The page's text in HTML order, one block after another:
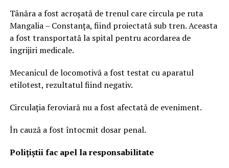
Tânăra a fost acroșată de trenul care circula pe ruta
Mangalia – Constanța, fiind proiectată sub tren. Aceasta
a fost transportată la spital pentru acordarea de
îngrijiri medicale.
Mecanicul de locomotivă a fost testat cu aparatul
etilotest, rezultatul fiind negativ.
Circulația feroviară nu a fost afectată de eveniment.
În cauză a fost întocmit dosar penal.
Polițiștii fac apel la responsabilitate